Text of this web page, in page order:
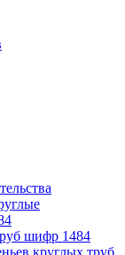
шифр 1484
круглых труб